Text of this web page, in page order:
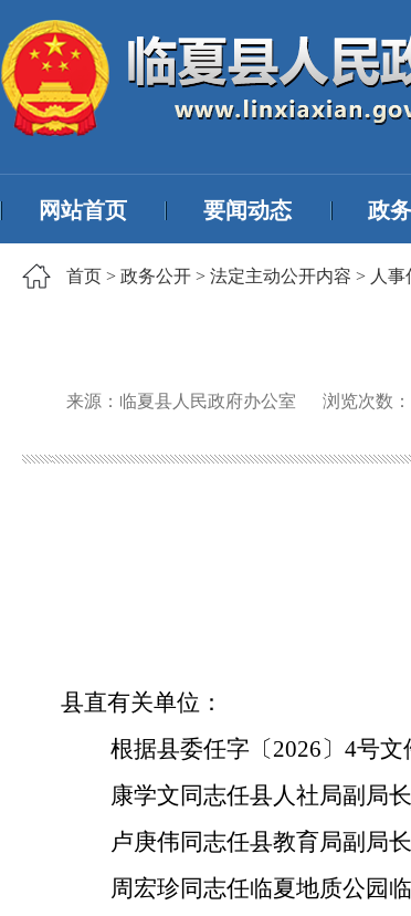
网站首页 要闻动态 政
首页 > 政务公开 > 法定主动公开内容 > 人事
来源：临夏县人民政府办公室 浏览次数：
县直有关单位：
根据县委任字〔2026〕4号
康学文同志任县人社局副局长
卢庚伟同志任县教育局副局长
周宏珍同志任临夏地质公园